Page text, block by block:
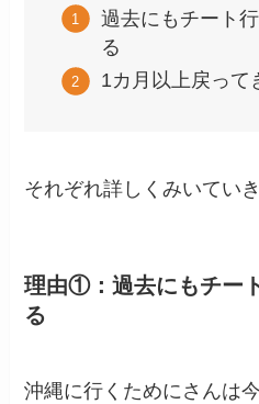
過去にもチート
る
1カ月以上戻って
それぞれ詳しくみいてい
理由①：過去にもチー
る
沖縄に行くためにさんは